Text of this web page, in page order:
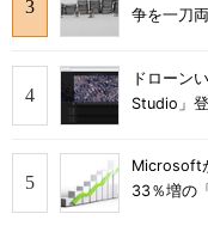
争を一刀
ドローン
Studio」
Microsoft
33％増の